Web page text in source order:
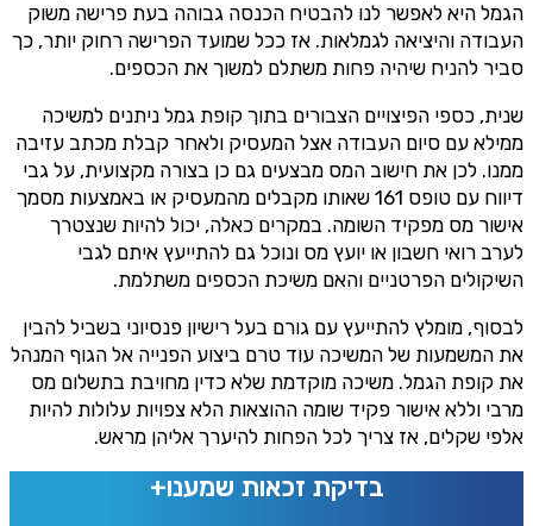
הגמל היא לאפשר לנו להבטיח הכנסה גבוהה בעת פרישה משוק
העבודה והיציאה לגמלאות. אז ככל שמועד הפרישה רחוק יותר, כך
סביר להניח שיהיה פחות משתלם למשוך את הכספים.
שנית, כספי הפיצויים הצבורים בתוך קופת גמל ניתנים למשיכה
ממילא עם סיום העבודה אצל המעסיק ולאחר קבלת מכתב עזיבה
ממנו. לכן את חישוב המס מבצעים גם כן בצורה מקצועית, על גבי
דיווח עם טופס 161 שאותו מקבלים מהמעסיק או באמצעות מסמך
אישור מס מפקיד השומה. במקרים כאלה, יכול להיות שנצטרך
לערב רואי חשבון או יועץ מס ונוכל גם להתייעץ איתם לגבי
השיקולים הפרטניים והאם משיכת הכספים משתלמת.
לבסוף, מומלץ להתייעץ עם גורם בעל רישיון פנסיוני בשביל להבין
את המשמעות של המשיכה עוד טרם ביצוע הפנייה אל הגוף המנהל
את קופת הגמל. משיכה מוקדמת שלא כדין מחויבת בתשלום מס
מרבי וללא אישור פקיד שומה ההוצאות הלא צפויות עלולות להיות
אלפי שקלים, אז צריך לכל הפחות להיערך אליהן מראש.
בדיקת זכאות שמענו+